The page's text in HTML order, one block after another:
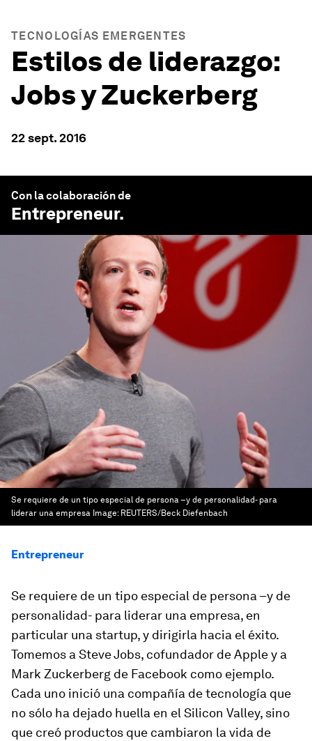
TECNOLOGÍAS EMERGENTES
Estilos de liderazgo:
Jobs y Zuckerberg
22 sept. 2016
Con la colaboración de
Entrepreneur.
Se requiere de un tipo especial de persona –y de personalidad- para
liderar una empresa Image: REUTERS/Beck Diefenbach
Entrepreneur
Se requiere de un tipo especial de persona –y de
personalidad- para liderar una empresa, en
particular una startup, y dirigirla hacia el éxito.
Tomemos a Steve Jobs, cofundador de Apple y a
Mark Zuckerberg de Facebook como ejemplo.
Cada uno inició una compañía de tecnología que
no sólo ha dejado huella en el Silicon Valley, sino
que creó productos que cambiaron la vida de